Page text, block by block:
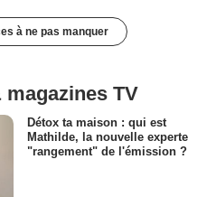
à ne pas manquer
TV
Détox ta maison : qui est
Mathilde, la nouvelle experte
"rangement" de l'émission ?